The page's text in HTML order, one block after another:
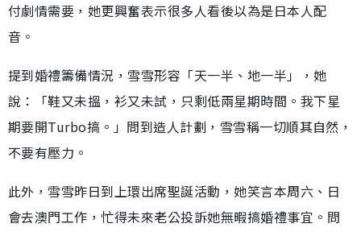
付劇情需要，她更興奮表示很多人看後以為是日本人配
音。
提到婚禮籌備情況，雪雪形容「天一半、地一半」，她
說：「鞋又未搵，衫又未試，只剩低兩星期時間。我下星
期要開Turbo搞。」問到造人計劃，雪雪稱一切順其自然，
不要有壓力。
此外，雪雪昨日到上環出席聖誕活動，她笑言本周六、日
會去澳門工作，忙得未來老公投訴她無暇搞婚禮事宜。問